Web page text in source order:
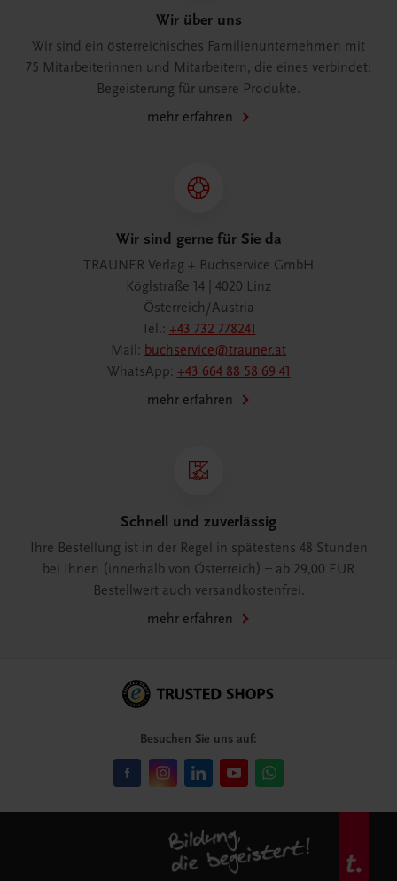
Wir über uns
Wir sind ein österreichisches Familienunternehmen mit
75 Mitarbeiterinnen und Mitarbeitern, die eines verbindet:
Begeisterung für unsere Produkte.
mehr erfahren
Wir sind gerne für Sie da
TRAUNER Verlag + Buchservice GmbH
Köglstraße 14 | 4020 Linz
Österreich/Austria
Tel.: +43 732 778241
Mail: buchservice@trauner.at
WhatsApp: +43 664 88 58 69 41
mehr erfahren
Schnell und zuverlässig
Ihre Bestellung ist in der Regel in spätestens 48 Stunden
bei Ihnen (innerhalb von Österreich) – ab 29,00 EUR
Bestellwert auch versandkostenfrei.
mehr erfahren
Besuchen Sie uns auf: